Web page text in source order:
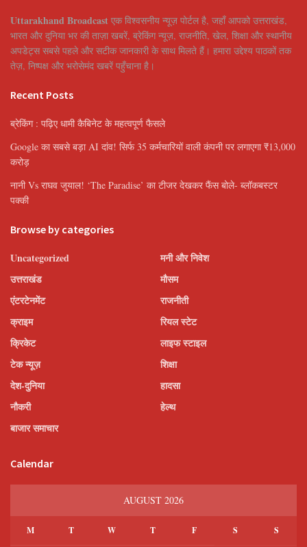
Uttarakhand Broadcast एक विश्वसनीय न्यूज़ पोर्टल है, जहाँ आपको उत्तराखंड,
भारत और दुनिया भर की ताज़ा खबरें, ब्रेकिंग न्यूज़, राजनीति, खेल, शिक्षा और स्थानीय
अपडेट्स सबसे पहले और सटीक जानकारी के साथ मिलते हैं। हमारा उद्देश्य पाठकों तक
तेज़, निष्पक्ष और भरोसेमंद खबरें पहुँचाना है।
Recent Posts
ब्रेकिंग : पढ़िए धामी कैबिनेट के महत्वपूर्ण फैसले
Google का सबसे बड़ा AI दांव! सिर्फ 35 कर्मचारियों वाली कंपनी पर लगाएगा ₹13,000
करोड़
नानी Vs राघव जुयाल! ‘The Paradise’ का टीजर देखकर फैंस बोले- ब्लॉकबस्टर
पक्की
Browse by categories
Uncategorized
उत्तराखंड
एंटरटेनमेंट
क्राइम
क्रिकेट
टेक न्यूज़
देश-दुनिया
नौकरी
बाजार समाचार
मनी और निवेश
मौसम
राजनीती
रियल स्टेट
लाइफ स्टाइल
शिक्षा
हादसा
हेल्थ
Calendar
AUGUST 2026
M T W T F S S